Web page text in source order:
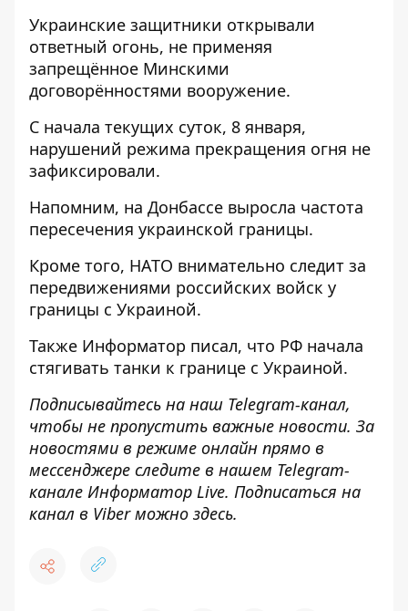
Украинские защитники открывали
ответный огонь, не применяя
запрещённое Минскими
договорённостями вооружение.
С начала текущих суток, 8 января,
нарушений режима прекращения огня не
зафиксировали.
Напомним, на Донбассе выросла частота
пересечения украинской границы.
Кроме того, НАТО внимательно следит за
передвижениями российских войск у
границы с Украиной.
Также Информатор писал, что РФ начала
стягивать танки к границе с Украиной.
Подписывайтесь на наш Telegram-канал,
чтобы не пропустить важные новости. За
новостями в режиме онлайн прямо в
мессенджере следите в нашем Telegram-
канале Информатор Live. Подписаться на
канал в Viber можно здесь.